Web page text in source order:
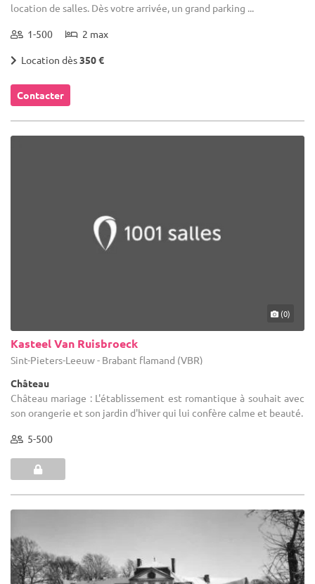
location de salles. Dès votre arrivée, un grand parking ...
1-500 2 max
Location dès350 €
Contacter
(0)
Kasteel Van Ruisbroeck
Sint-Pieters-Leeuw - Brabant flamand (VBR)
Château
Château mariage : L'établissement est romantique à souhait avec
son orangerie et son jardin d'hiver qui lui confère calme et beauté.
5-500